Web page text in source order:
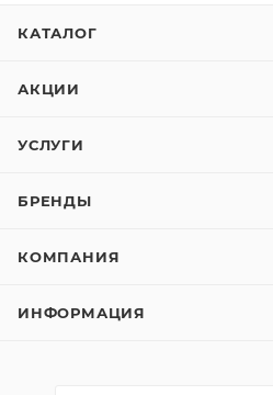
КАТАЛОГ
АКЦИИ
УСЛУГИ
БРЕНДЫ
КОМПАНИЯ
ИНФОРМАЦИЯ